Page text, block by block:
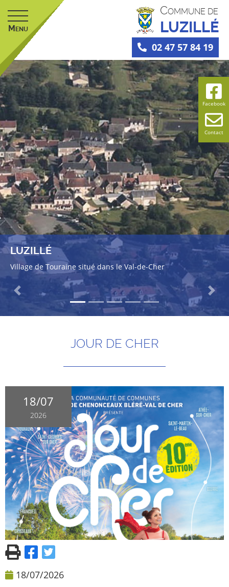
Facebook
Contact
M ENU
COMMUNE DE
LUZILLÉ
02 47 57 84 19
LUZILLÉ
Village de Touraine situé dans le Val-de-Cher
Previous Next
JOUR DE CHER
18/07
2026
18/07/2026